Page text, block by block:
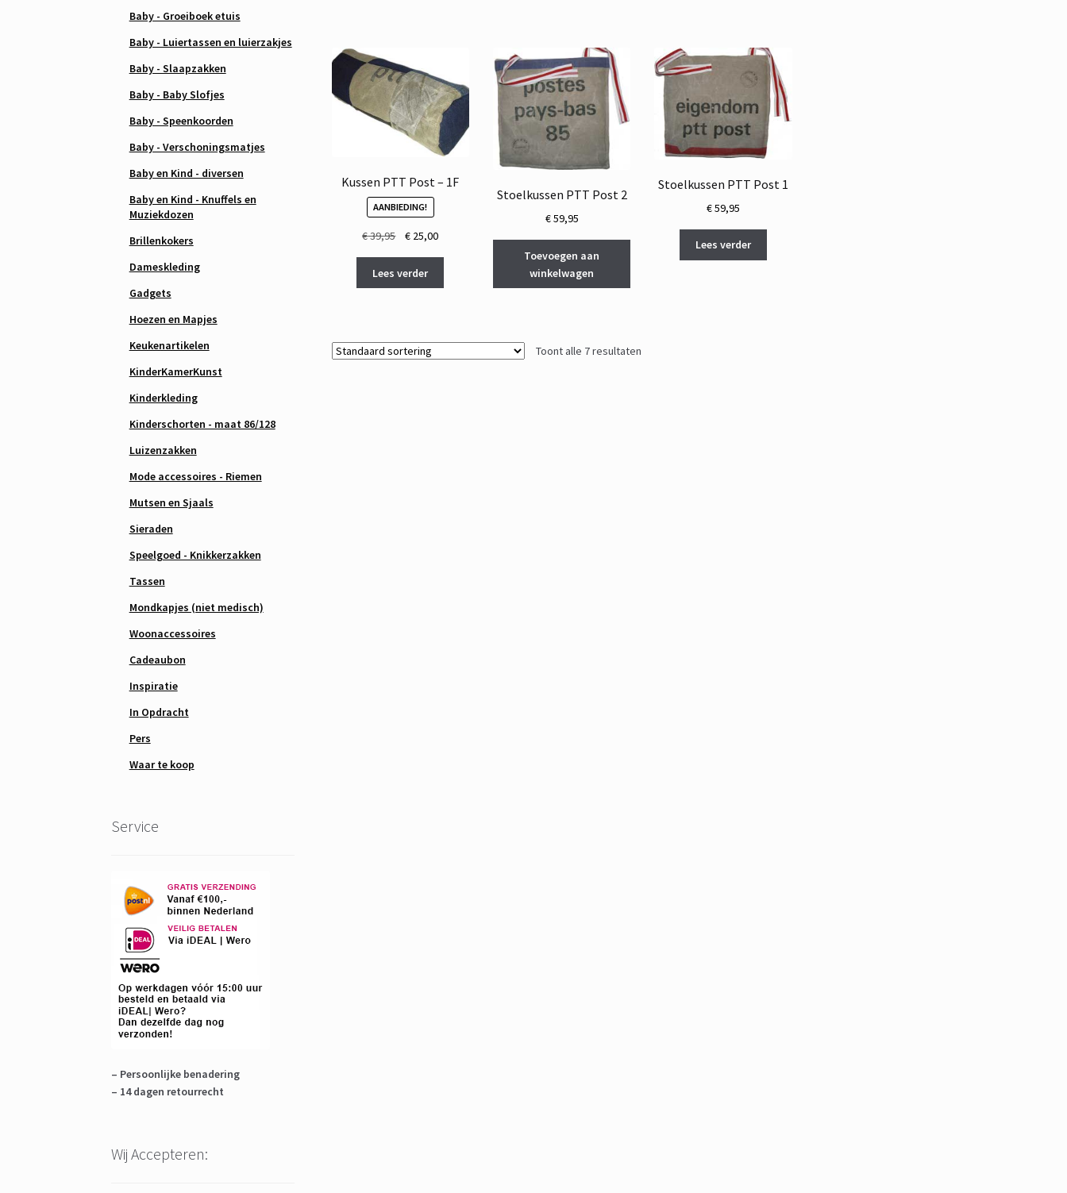
Kussen PTT Post – 1F
AANBIEDING!
€39,95
Oorspronkelijke
was:
€ 39,95.
€ 25,00Huidige
€ 25,00.
Lees verder
Stoelkussen PTT Post 2
€59,95
Toevoegen aan
winkelwagen
Stoelkussen PTT Post 1
€59,95
Lees verder
Toont alle 7 resultaten
Baby - Groeiboek etuis
Baby - Luiertassen en luierzakjes
Baby - Slaapzakken
Baby - Baby Slofjes
Baby - Speenkoorden
Baby - Verschoningsmatjes
Baby en Kind - diversen
Baby en Kind - Knuffels en
Muziekdozen
Brillenkokers
Dameskleding
Gadgets
Hoezen en Mapjes
Keukenartikelen
KinderKamerKunst
Kinderkleding
Kinderschorten - maat 86/128
Luizenzakken
Mode accessoires - Riemen
Mutsen en Sjaals
Sieraden
Speelgoed - Knikkerzakken
Tassen
Mondkapjes (niet medisch)
Woonaccessoires
Cadeaubon
Inspiratie
In Opdracht
Pers
Waar te koop
Service
– Persoonlijke benadering
– 14 dagen retourrecht
Wij Accepteren: